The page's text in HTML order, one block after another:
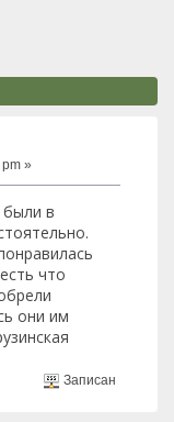
»
были в
что
они им
Записан